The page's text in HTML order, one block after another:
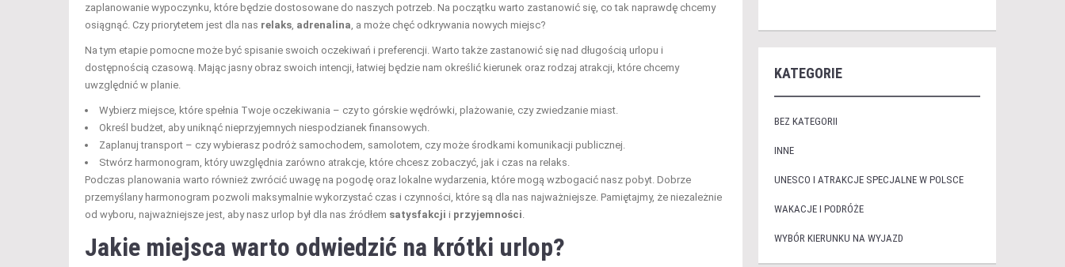
zaplanowanie wypoczynku, które będzie dostosowane do naszych potrzeb. Na początku warto zastanowić się, co tak naprawdę chcemy
osiągnąć. Czy priorytetem jest dla nas relaks adrenalina , a może chęć odkrywania nowych miejsc?
Na tym etapie pomocne może być spisanie swoich oczekiwań i preferencji. Warto także zastanowić się nad długością urlopu i
dostępnością czasową. Mając jasny obraz swoich intencji, łatwiej będzie nam określić kierunek oraz rodzaj atrakcji, które chcemy
uwzględnić w planie.
Wybierz miejsce, które spełnia Twoje oczekiwania – czy to górskie wędrówki, plażowanie, czy zwiedzanie miast.
Określ budżet, aby uniknąć nieprzyjemnych niespodzianek finansowych.
Zaplanuj transport – czy wybierasz podróż samochodem, samolotem, czy może środkami komunikacji publicznej.
Stwórz harmonogram, który uwzględnia zarówno atrakcje, które chcesz zobaczyć, jak i czas na relaks.
Podczas planowania warto również zwrócić uwagę na pogodę oraz lokalne wydarzenia, które mogą wzbogacić nasz pobyt. Dobrze
przemyślany harmonogram pozwoli maksymalnie wykorzystać czas i czynności, które są dla nas najważniejsze. Pamiętajmy, że niezależnie
od wyboru, najważniejsze jest, aby nasz urlop był dla nas źródłem satysfakcji i przyjemności
Jakie miejsca warto odwiedzić na krótki urlop?
KATEGORIE
BEZ KATEGORII
INNE
UNESCO I ATRAKCJE SPECJALNE W POLSCE
WAKACJE I PODRÓŻE
WYBÓR KIERUNKU NA WYJAZD